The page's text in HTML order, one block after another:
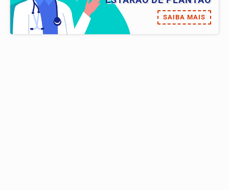
SAIBA MAIS